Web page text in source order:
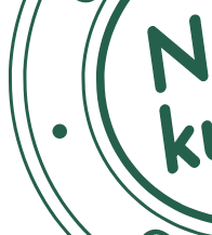
Innehåll
Aqua, Sodium Coco-
Cocoyl Glutamate,
(från socker), Sodium
risstärkelse), Sodium
Caprylate, Polyglyceryl-
Glyceryl Oleate,
(avokadoolja),
(blåbärsfröolja), Lactic